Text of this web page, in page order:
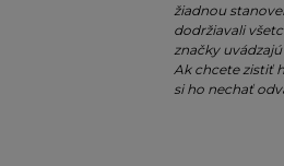
žiadnou
dodržiavali
značky
Ak chcete zistiť
si ho nechať